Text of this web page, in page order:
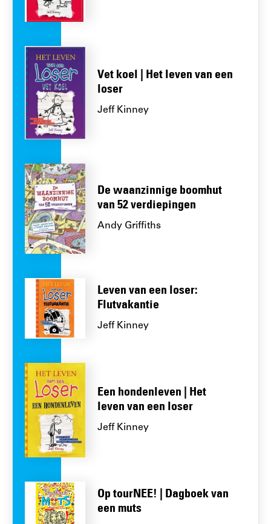
Vet koel | Het leven van een
loser
Jeff Kinney
De waanzinnige boomhut
van 52 verdiepingen
Andy Griffiths
Leven van een loser:
Flutvakantie
Jeff Kinney
Een hondenleven | Het
leven van een loser
Jeff Kinney
Op tourNEE! | Dagboek van
een muts